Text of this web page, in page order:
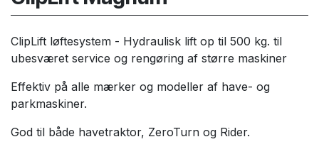
ClipLift løftesystem - Hydraulisk lift op til 500 kg. til
ubesværet service og rengøring af større maskiner
Effektiv på alle mærker og modeller af have- og
parkmaskiner.
God til både havetraktor, ZeroTurn og Rider.